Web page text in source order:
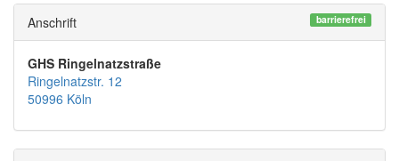
Anschrift barrierefrei
GHS Ringelnatzstraße
Ringelnatzstr. 12
50996 Köln